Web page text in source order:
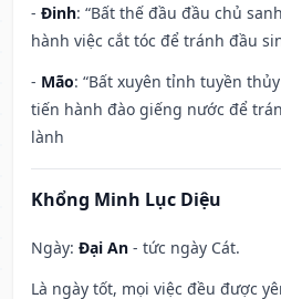
- Đinh: “Bất thế đầu đầu chủ
hành việc cắt tóc để tránh đầu
- Mão: “Bất xuyên tỉnh tuyền
tiến hành đào giếng nước để
lành
Khổng Minh Lục Diệu
Ngày: Đại An - tức ngày Cát.
Là ngày tốt, mọi việc đều được